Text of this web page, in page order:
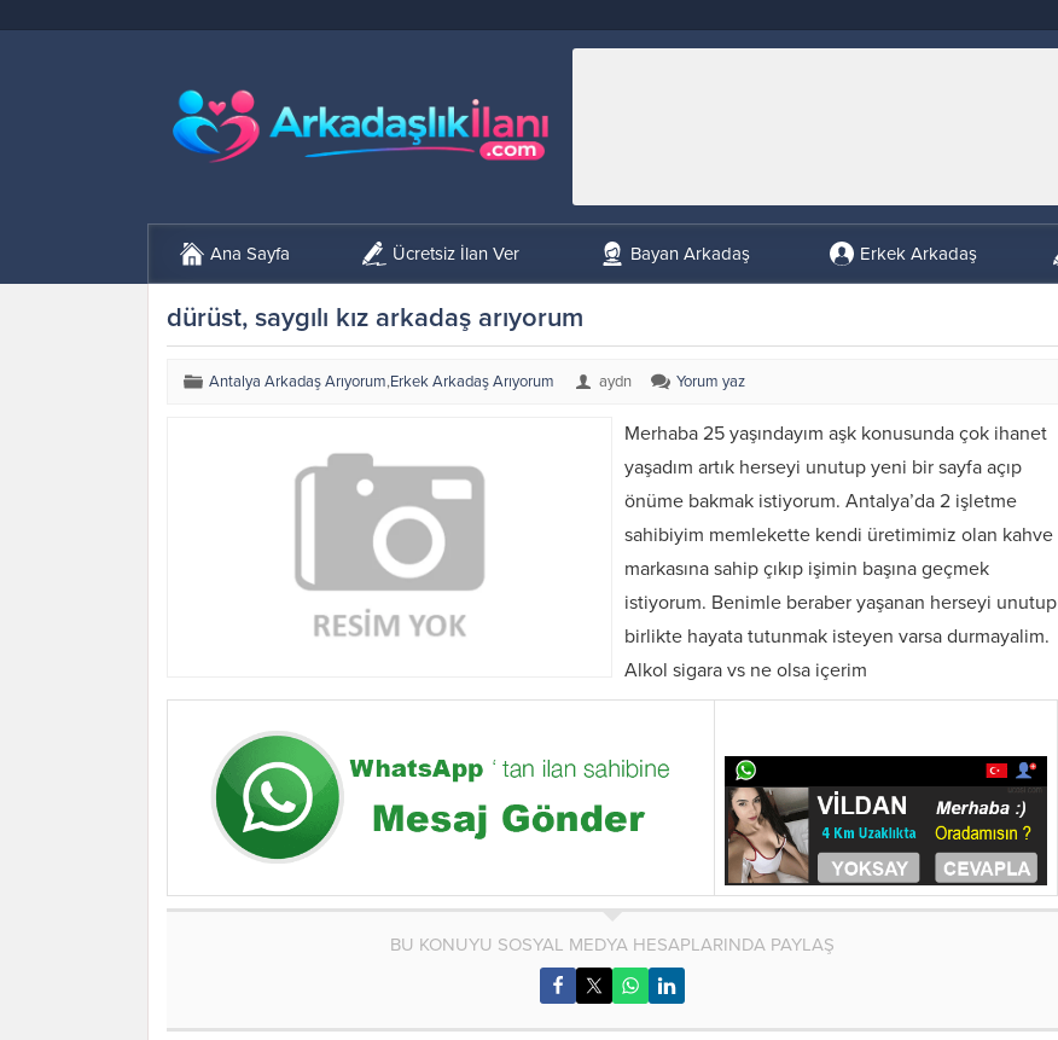
Ana Sayfa Ücretsiz İlan Ver Bayan Arkadaş Erkek Arkadaş
dürüst, saygılı kız arkadaş arıyorum
Antalya Arkadaş Arıyorum,Erkek Arkadaş Arıyorum aydn Yorum yaz
Merhaba 25 yaşındayım aşk konusunda çok ihanet
yaşadım artık herseyi unutup yeni bir sayfa açıp
önüme bakmak istiyorum. Antalya’da 2 işletme
sahibiyim memlekette kendi üretimimiz olan kahve
markasına sahip çıkıp işimin başına geçmek
istiyorum. Benimle beraber yaşanan herseyi unutup
birlikte hayata tutunmak isteyen varsa durmayalim.
Alkol sigara vs ne olsa içerim
BU KONUYU SOSYAL MEDYA HESAPLARINDA PAYLAŞ